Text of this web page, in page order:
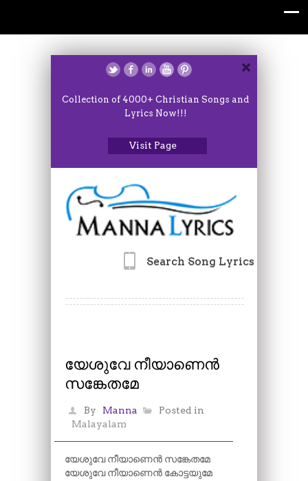
Collection of 4000+ Christian Songs and
Lyrics Now!!!
Visit Page
Search Song Lyrics
യേശുവേ നീയാണെൻ
സങ്കേതമേ
By Manna
Posted in
Malayalam
യേശുവേ നീയാണെൻ സങ്കേതമേ
യേശുവേ നീയാണെൻ കോട്ടയുമേ